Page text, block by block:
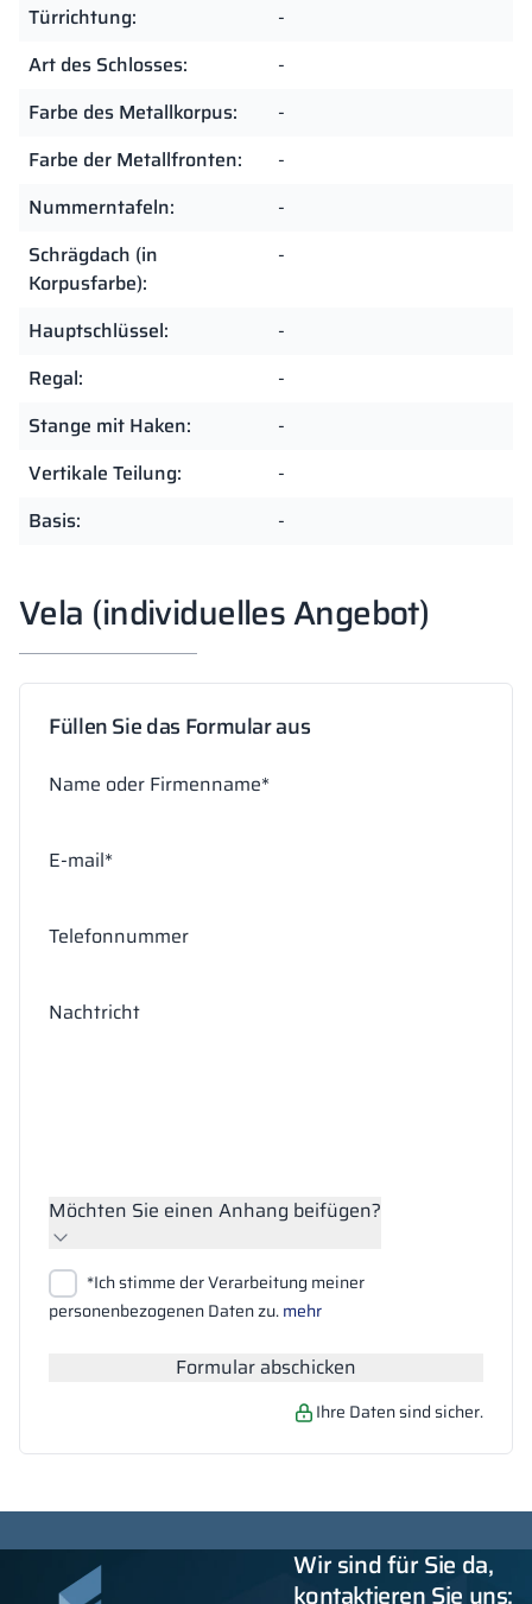
Türrichtung:
-
Art des Schlosses:
-
Farbe des Metallkorpus:
-
Farbe der Metallfronten:
-
Nummerntafeln:
-
Schrägdach (in
Korpusfarbe):
-
Hauptschlüssel:
-
Regal:
-
Stange mit Haken:
-
Vertikale Teilung:
-
Basis:
-
Vela (individuelles Angebot)
Füllen Sie das Formular aus
Name oder Firmenname*
E-mail*
Telefonnummer
Nachtricht
Möchten Sie einen Anhang beifügen?
Dateien anhängen
Suchen
*Ich stimme der Verarbeitung meiner
personenbezogenen Daten zu.mehr
Formular abschicken
Ihre Daten sind sicher.
Wir sind für Sie da,
kontaktieren Sie uns: